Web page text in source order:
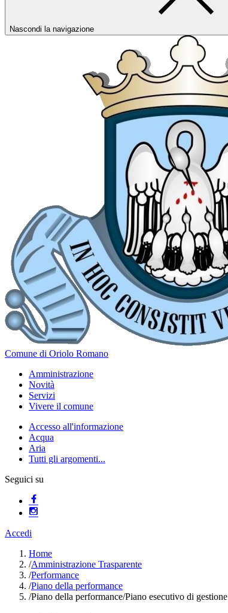
Nascondi la navigazione
Comune di Oriolo Romano
Amministrazione
Novità
Servizi
Vivere il comune
Accesso all'informazione
Acqua
Aria
Tutti gli argomenti...
Seguici su
Accedi
Home
/Amministrazione Trasparente
/Performance
/Piano della performance
/Piano della performance/Piano esecutivo di gestione